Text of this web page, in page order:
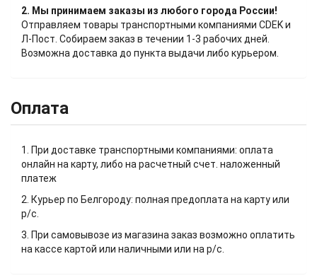
2. Мы принимаем заказы из любого города России!
Отправляем товары транспортными компаниями CDEK и
Л-Пост. Собираем заказ в течении 1-3 рабочих дней.
Возможна доставка до пункта выдачи либо курьером.
Оплата
1. При доставке транспортными компаниями: оплата
онлайн на карту, либо на расчетный счет. наложенный
платеж
2. Курьер по Белгороду: полная предоплата на карту или
р/с.
3. При самовывозе из магазина заказ возможно оплатить
на кассе картой или наличными или на р/с.